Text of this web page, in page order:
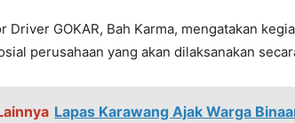
Driver GOKAR, Bah Karma, mengatakan
perusahaan yang akan dilaksanakan
Lapas Karawang Ajak Warga